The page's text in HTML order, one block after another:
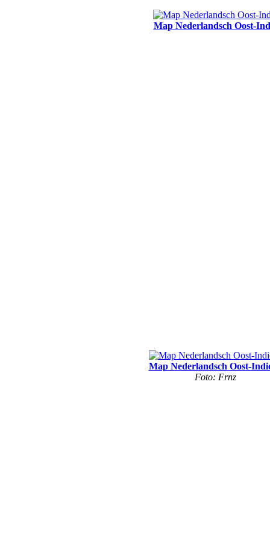
Map Nederlandsch Oost-
Map Nederlandsch Oost-
Foto: Frnz